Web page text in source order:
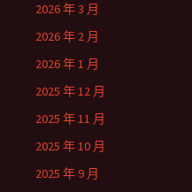
2026 年 3 月
2026 年 2 月
2026 年 1 月
2025 年 12 月
2025 年 11 月
2025 年 10 月
2025 年 9 月